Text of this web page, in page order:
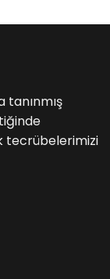
tanınmış
tecrübelerimizi